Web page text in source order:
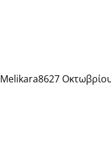
Melikara8627